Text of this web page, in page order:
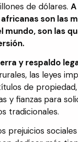
de dólares.
son las
mundo, son las
y respaldo
las leyes
de propiedad,
y fianzas para
tradicionales.
prejuicios